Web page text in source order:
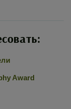
Award